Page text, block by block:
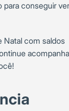
para conseguir
Natal com saldos